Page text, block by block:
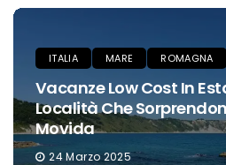
ITALIA MARE ROMAGNA
Vacanze Low Cost In
Località Che
Movida
24 Marzo 2025